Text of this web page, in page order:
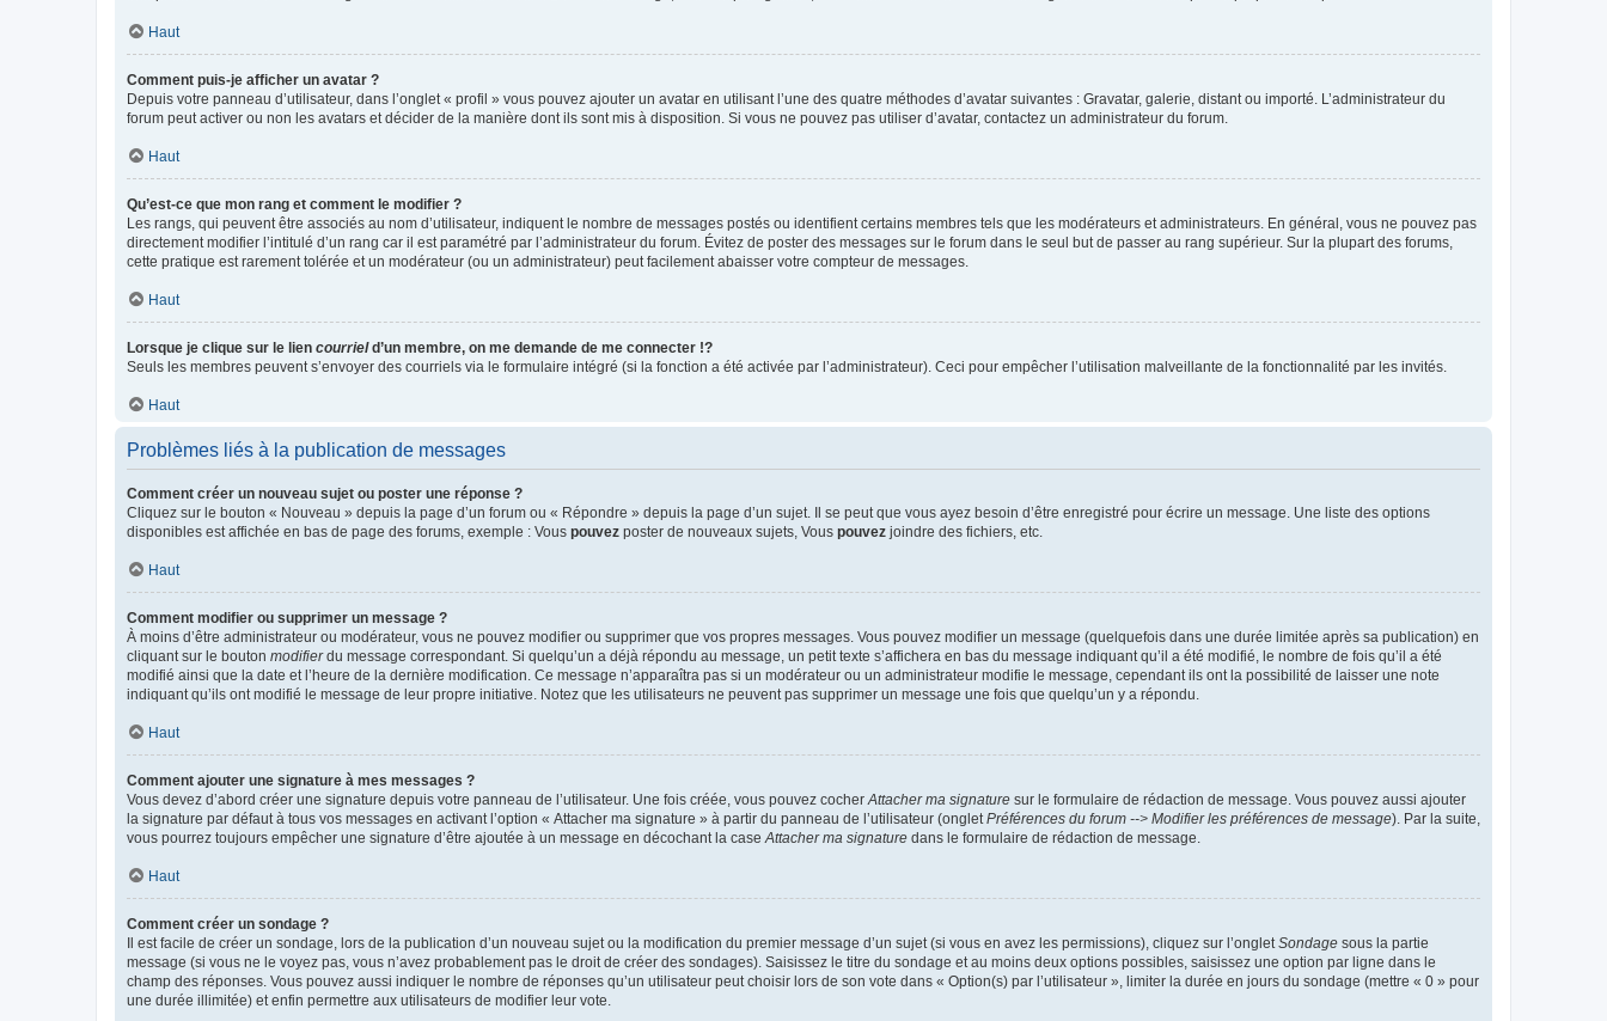
Haut
Comment puis-je afficher un avatar ?
Depuis votre panneau d’utilisateur, dans l’onglet « profil » vous pouvez ajouter un avatar en utilisant l’une des quatre méthodes d’avatar suivantes : Gravatar, galerie, distant ou importé. L’administrateur du
forum peut activer ou non les avatars et décider de la manière dont ils sont mis à disposition. Si vous ne pouvez pas utiliser d’avatar, contactez un administrateur du forum.
Haut
Qu’est-ce que mon rang et comment le modifier ?
Les rangs, qui peuvent être associés au nom d’utilisateur, indiquent le nombre de messages postés ou identifient certains membres tels que les modérateurs et administrateurs. En général, vous ne pouvez pas
directement modifier l’intitulé d’un rang car il est paramétré par l’administrateur du forum. Évitez de poster des messages sur le forum dans le seul but de passer au rang supérieur. Sur la plupart des forums,
cette pratique est rarement tolérée et un modérateur (ou un administrateur) peut facilement abaisser votre compteur de messages.
Haut
Lorsque je clique sur le lien courrield’un membre, on me demande de me connecter !?
Seuls les membres peuvent s’envoyer des courriels via le formulaire intégré (si la fonction a été activée par l’administrateur). Ceci pour empêcher l’utilisation malveillante de la fonctionnalité par les invités.
Haut
Problèmes liés à la publication de messages
Comment créer un nouveau sujet ou poster une réponse ?
Cliquez sur le bouton « Nouveau » depuis la page d’un forum ou « Répondre » depuis la page d’un sujet. Il se peut que vous ayez besoin d’être enregistré pour écrire un message. Une liste des options
disponibles est affichée en bas de page des forums, exemple : Vous pouvez poster de nouveaux sujets, Vous pouvez joindre des fichiers, etc.
Haut
Comment modifier ou supprimer un message ?
À moins d’être administrateur ou modérateur, vous ne pouvez modifier ou supprimer que vos propres messages. Vous pouvez modifier un message (quelquefois dans une durée limitée après sa publication) en
cliquant sur le bouton modifierdu message correspondant. Si quelqu’un a déjà répondu au message, un petit texte s’affichera en bas du message indiquant qu’il a été modifié, le nombre de fois qu’il a été
modifié ainsi que la date et l’heure de la dernière modification. Ce message n’apparaîtra pas si un modérateur ou un administrateur modifie le message, cependant ils ont la possibilité de laisser une note
indiquant qu’ils ont modifié le message de leur propre initiative. Notez que les utilisateurs ne peuvent pas supprimer un message une fois que quelqu’un y a répondu.
Haut
Comment ajouter une signature à mes messages ?
Vous devez d’abord créer une signature depuis votre panneau de l’utilisateur. Une fois créée, vous pouvez cocherAttacher ma signature sur le formulaire de rédaction de message. Vous pouvez aussi ajouter
la signature par défaut à tous vos messages en activant l’option « Attacher ma signature » à partir du panneau de l’utilisateur (ongletPréférences du forum --> Modifier les préférences de message). Par la suite,
vous pourrez toujours empêcher une signature d’être ajoutée à un message en décochant la caseAttacher ma signature dans le formulaire de rédaction de message.
Haut
Comment créer un sondage ?
Il est facile de créer un sondage, lors de la publication d’un nouveau sujet ou la modification du premier message d’un sujet (si vous en avez les permissions), cliquez sur l’ongletSondage sous la partie
message (si vous ne le voyez pas, vous n’avez probablement pas le droit de créer des sondages). Saisissez le titre du sondage et au moins deux options possibles, saisissez une option par ligne dans le
champ des réponses. Vous pouvez aussi indiquer le nombre de réponses qu’un utilisateur peut choisir lors de son vote dans « Option(s) par l’utilisateur », limiter la durée en jours du sondage (mettre « 0 » pour
une durée illimitée) et enfin permettre aux utilisateurs de modifier leur vote.